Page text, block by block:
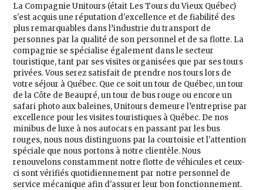
La Compagnie Unitours (était Les Tours du Vieux Québec)
s'est acquis une réputation d'excellence et de fiabilité des
plus remarquables dans l’industrie du transport de
personnes par la qualité de son personnel et de sa flotte. La
compagnie se spécialise également dans le secteur
touristique, tant par ses visites organisées que par ses tours
privées. Vous serez satisfait de prendre nos tours lors de
votre séjour à Québec. Que ce soit un tour de Québec, un tour
de la Côte de Beaupré, un tour de bus rouge ou encore un
safari photo aux baleines, Unitours demeure l’entreprise par
excellence pour les visites touristiques à Québec. De nos
minibus de luxe à nos autocars en passant par les bus
rouges, nous nous distinguons par la courtoisie et l'attention
spéciale que nous portons à notre clientèle. Nous
renouvelons constamment notre flotte de véhicules et ceux-
ci sont vérifiés quotidiennement par notre personnel de
service mécanique afin d'assurer leur bon fonctionnement.